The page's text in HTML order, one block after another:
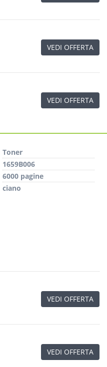
VEDI OFFERTA
VEDI OFFERTA
Toner
1659B006
6000 pagine
ciano
VEDI OFFERTA
VEDI OFFERTA